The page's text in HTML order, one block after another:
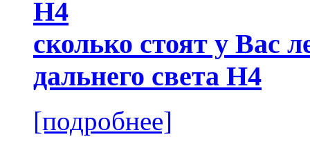
сколько стоят у Вас
дальнего света Н4
[подробнее]